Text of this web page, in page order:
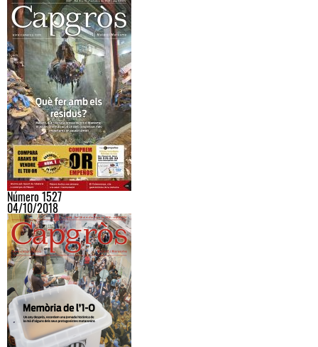
Número 1527
04/10/2018